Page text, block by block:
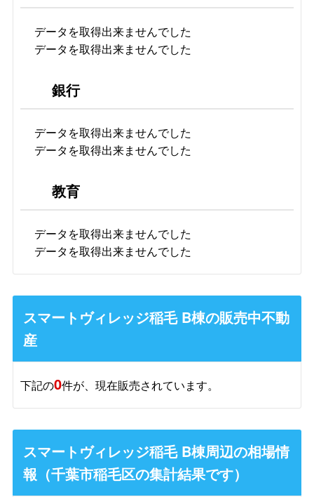
データを取得出来ませんでした
データを取得出来ませんでした
銀行
データを取得出来ませんでした
データを取得出来ませんでした
教育
データを取得出来ませんでした
データを取得出来ませんでした
スマートヴィレッジ稲毛 B棟の販売中不動
産
下記の0件が、現在販売されています。
スマートヴィレッジ稲毛 B棟周辺の相場情
報（千葉市稲毛区の集計結果です）